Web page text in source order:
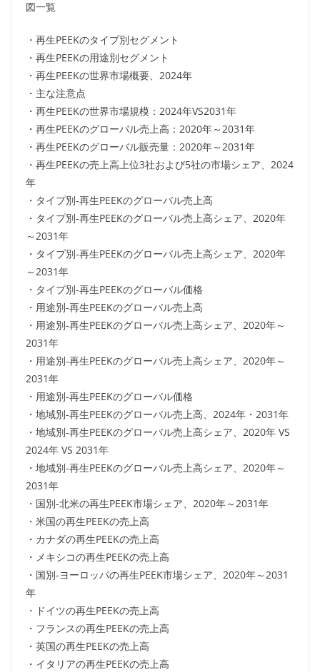
図一覧
・再生PEEKのタイプ別セグメント
・再生PEEKの用途別セグメント
・再生PEEKの世界市場概要、2024年
・主な注意点
・再生PEEKの世界市場規模：2024年VS2031年
・再生PEEKのグローバル売上高：2020年～2031年
・再生PEEKのグローバル販売量：2020年～2031年
・再生PEEKの売上高上位3社および5社の市場シェア、2024
年
・タイプ別-再生PEEKのグローバル売上高
・タイプ別-再生PEEKのグローバル売上高シェア、2020年
～2031年
・タイプ別-再生PEEKのグローバル売上高シェア、2020年
～2031年
・タイプ別-再生PEEKのグローバル価格
・用途別-再生PEEKのグローバル売上高
・用途別-再生PEEKのグローバル売上高シェア、2020年～
2031年
・用途別-再生PEEKのグローバル売上高シェア、2020年～
2031年
・用途別-再生PEEKのグローバル価格
・地域別-再生PEEKのグローバル売上高、2024年・2031年
・地域別-再生PEEKのグローバル売上高シェア、2020年 VS
2024年 VS 2031年
・地域別-再生PEEKのグローバル売上高シェア、2020年～
2031年
・国別-北米の再生PEEK市場シェア、2020年～2031年
・米国の再生PEEKの売上高
・カナダの再生PEEKの売上高
・メキシコの再生PEEKの売上高
・国別-ヨーロッパの再生PEEK市場シェア、2020年～2031
年
・ドイツの再生PEEKの売上高
・フランスの再生PEEKの売上高
・英国の再生PEEKの売上高
・イタリアの再生PEEKの売上高